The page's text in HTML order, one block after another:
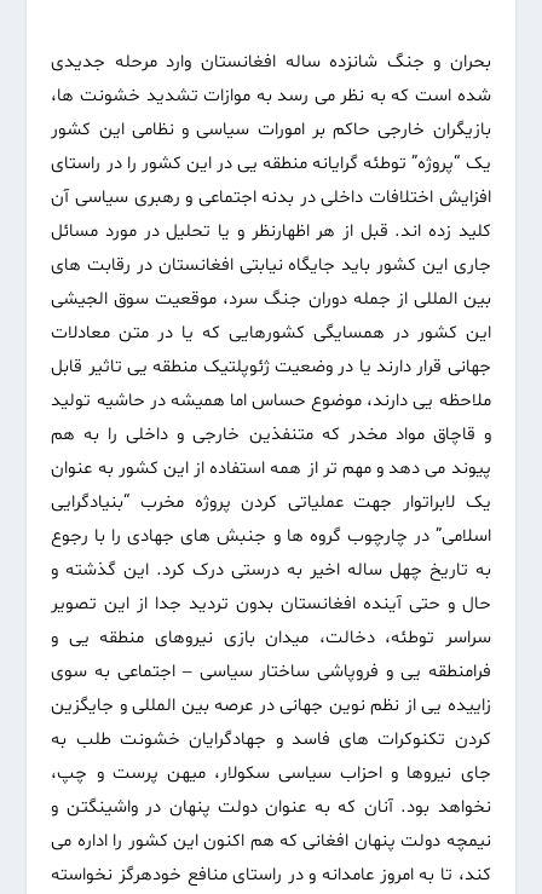
بحران و جنگ شانزده ساله افغانستان وارد مرحله جدیدی
شده است که به نظر می رسد به موازات تشدید خشونت ها،
بازیگران خارجی حاکم بر امورات سیاسی و نظامی این کشور
یک “پروژه” توطئه گرایانه منطقه یی در این کشور را در راستای
افزایش اختلافات داخلی در بدنه اجتماعی و رهبری سیاسی آن
کلید زده اند. قبل از هر اظهارنظر و یا تحلیل در مورد مسائل
جاری این کشور باید جایگاه نیابتی افغانستان در رقابت های
بین المللی از جمله دوران جنگ سرد، موقعیت سوق الجیشی
این کشور در همسایگی کشورهایی که یا در متن معادلات
جهانی قرار دارند یا در وضعیت ژئوپلتیک منطقه یی تاثیر قابل
ملاحظه یی دارند، موضوع حساس اما همیشه در حاشیه تولید
و قاچاق مواد مخدر که متنفذین خارجی و داخلی را به هم
پیوند می دهد و مهم تر از همه استفاده از این کشور به عنوان
یک لابراتوار جهت عملیاتی کردن پروژه مخرب “بنیادگرایی
اسلامی” در چارچوب گروه ها و جنبش های جهادی را با رجوع
به تاریخ چهل ساله اخیر به درستی درک کرد. این گذشته و
حال و حتی آینده افغانستان بدون تردید جدا از این تصویر
سراسر توطئه، دخالت، میدان بازی نیروهای منطقه یی و
فرامنطقه یی و فروپاشی ساختار سیاسی – اجتماعی به سوی
زاییده یی از نظم نوین جهانی در عرصه بین المللی و جایگزین
کردن تکنوکرات های فاسد و جهادگرایان خشونت طلب به
جای نیروها و احزاب سیاسی سکولار، میهن پرست و چپ،
نخواهد بود. آنان که به عنوان دولت پنهان در واشینگتن و
نیمچه دولت پنهان افغانی که هم اکنون این کشور را اداره می
کند، تا به امروز عامدانه و در راستای منافع خودهرگز نخواسته